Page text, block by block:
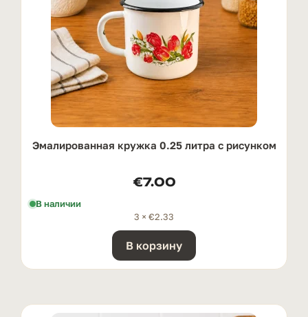
Эмалированная кружка 0.25 литра с рисунком
€7.00
В наличии
3 × €2.33
В корзину